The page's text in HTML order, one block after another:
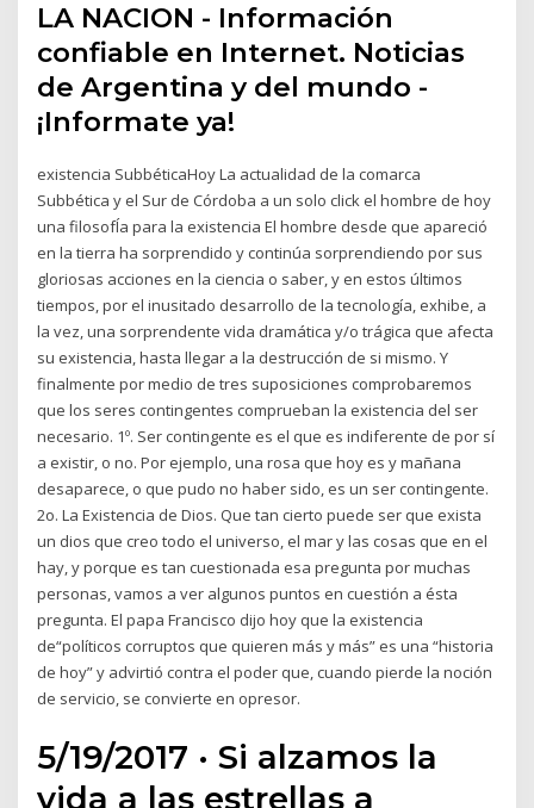
LA NACION - Información
confiable en Internet. Noticias
de Argentina y del mundo -
¡Informate ya!
existencia SubbéticaHoy La actualidad de la comarca
Subbética y el Sur de Córdoba a un solo click el hombre de hoy
una filosofÍa para la existencia El hombre desde que apareció
en la tierra ha sorprendido y continúa sorprendiendo por sus
gloriosas acciones en la ciencia o saber, y en estos últimos
tiempos, por el inusitado desarrollo de la tecnología, exhibe, a
la vez, una sorprendente vida dramática y/o trágica que afecta
su existencia, hasta llegar a la destrucción de si mismo. Y
finalmente por medio de tres suposiciones comprobaremos
que los seres contingentes comprueban la existencia del ser
necesario. 1º. Ser contingente es el que es indiferente de por sí
a existir, o no. Por ejemplo, una rosa que hoy es y mañana
desaparece, o que pudo no haber sido, es un ser contingente.
2o. La Existencia de Dios. Que tan cierto puede ser que exista
un dios que creo todo el universo, el mar y las cosas que en el
hay, y porque es tan cuestionada esa pregunta por muchas
personas, vamos a ver algunos puntos en cuestión a ésta
pregunta. El papa Francisco dijo hoy que la existencia
de“políticos corruptos que quieren más y más” es una “historia
de hoy” y advirtió contra el poder que, cuando pierde la noción
de servicio, se convierte en opresor.
5/19/2017 · Si alzamos la
vida a las estrellas a